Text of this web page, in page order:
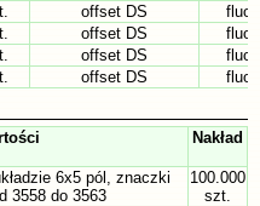
offset DS
offset DS
offset DS
offset DS
Nakład
6x5 pól, znaczki
3558 do 3563
100.000
szt.